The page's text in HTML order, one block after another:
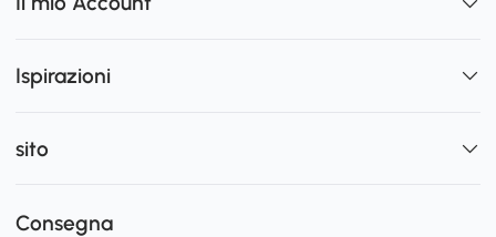
Ispirazioni
sito
Consegna